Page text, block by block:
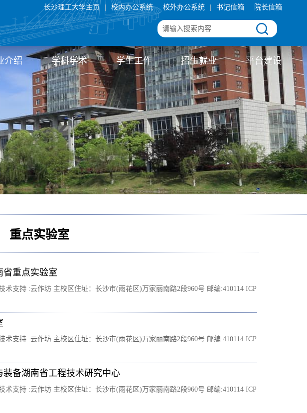
长沙理工大学主页 校内办公系统 校外办公系统 书记信箱 院长信箱
介绍 学科学术 学生工作 招生就业 平台建设
重点实验室
省重点实验室
支持 :云作坊 主校区住址：长沙市(雨花区)万家丽南路2段960号 邮编:410114 ICP
支持 :云作坊 主校区住址：长沙市(雨花区)万家丽南路2段960号 邮编:410114 ICP
备湖南省工程技术研究中心
支持 :云作坊 主校区住址：长沙市(雨花区)万家丽南路2段960号 邮编:410114 ICP